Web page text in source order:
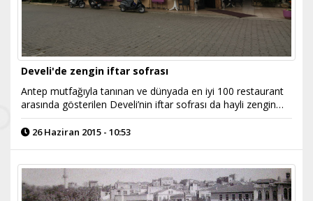
Develi'de zengin iftar sofrası
Antep mutfağıyla tanınan ve dünyada en iyi 100 restaurant
arasında gösterilen Develi’nin iftar sofrası da hayli zengin…
26 Haziran 2015 - 10:53